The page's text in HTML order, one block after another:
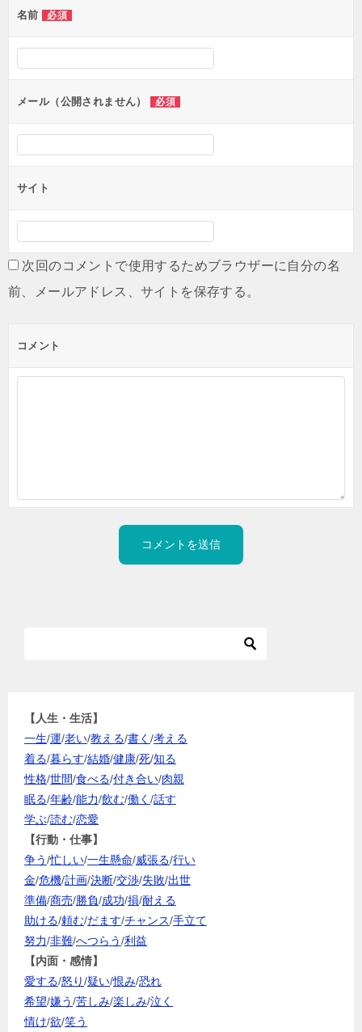
ー
シ
ン
名前 必須
メール（公開されません） 必須
サイト
次回のコメントで使用するためブラウザーに自分の名
前、メールアドレス、サイトを保存する。
コメント
【人生・生活】
一生/運/老い/教える/書く /考える
着る/暮らす/結婚/健康/死/知る
性格/世間/食べる/付き合い/肉親
眠る/年齢/能力/飲む/働く /話す
学ぶ/読む/恋愛
【行動・仕事】
争う/忙しい/一生懸命/威張る/行い
金/危機/計画/決断/交渉/失敗/出世
準備/商売/勝負/成功/損/耐える
助ける/頼む/だます/チャンス/手立て
努力/非難/へつらう/利益
【内面・感情】
愛する/怒り/疑い/恨み/恐れ
希望/嫌う/苦しみ/楽しみ/泣く
情け/欲/笑う